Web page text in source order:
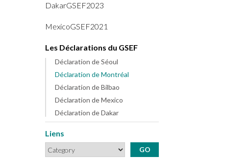
DakarGSEF2023
MexicoGSEF2021
Les Déclarations du GSEF
Déclaration de Séoul
Déclaration de Montréal
Déclaration de Bilbao
Déclaration de Mexico
Déclaration de Dakar
Liens